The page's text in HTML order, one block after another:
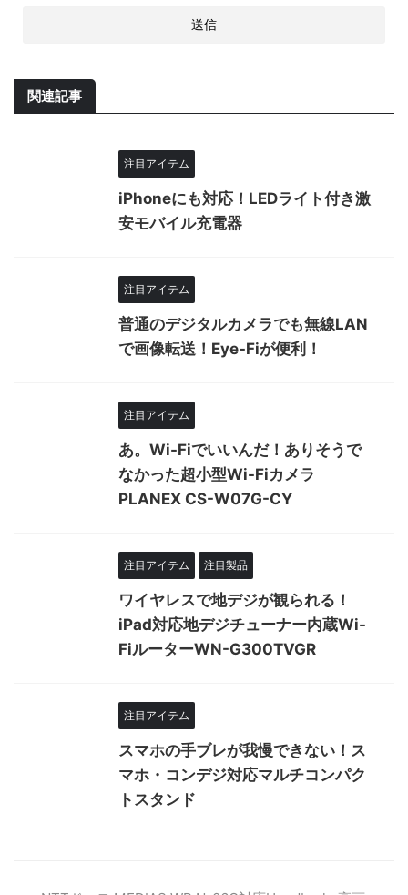
関連記事
注目アイテム
iPhoneにも対応！LEDライト付き激
安モバイル充電器
注目アイテム
普通のデジタルカメラでも無線LAN
で画像転送！Eye-Fiが便利！
注目アイテム
あ。Wi-Fiでいいんだ！ありそうで
なかった超小型Wi-Fiカメラ
PLANEX CS-W07G-CY
注目アイテム 注目製品
ワイヤレスで地デジが観られる！
iPad対応地デジチューナー内蔵Wi-
FiルーターWN-G300TVGR
注目アイテム
スマホの手ブレが我慢できない！ス
マホ・コンデジ対応マルチコンパク
トスタンド